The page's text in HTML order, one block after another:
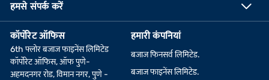
हमसे संपर्क करें
कॉर्पोरेट ऑफिस
6th फ्लोर बजाज फाइनेंस लिमिटेड
कॉर्पोरेट ऑफिस, ऑफ पुणे-
अहमदनगर रोड, विमान नगर, पुणे -
हमारी कंपनियां
बजाज फिनसर्व लिमिटेड.
बजाज फाइनेंस लिमिटेड.